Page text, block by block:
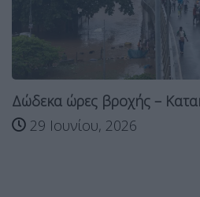
Δώδεκα ώρες βροχής –
29 Ιουνίου, 2026